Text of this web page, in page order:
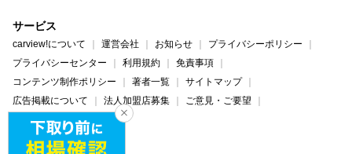
サービス
carview!について 運営会社 お知らせ
プライバシーポリシー
プライバシーセンター
利用規約
免責事項
コンテンツ制作ポリシー
著者一覧
サイトマップ
広告掲載について
法人加盟店募集
ご意見・ご要望
ヘルプ・お問い合わせ